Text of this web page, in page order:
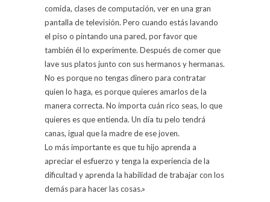
comida, clases de computación, ver en una gran
pantalla de televisión. Pero cuando estás lavando
el piso o pintando una pared, por favor que
también él lo experimente. Después de comer que
lave sus platos junto con sus hermanos y hermanas.
No es porque no tengas dinero para contratar
quien lo haga, es porque quieres amarlos de la
manera correcta. No importa cuán rico seas, lo que
quieres es que entienda. Un día tu pelo tendrá
canas, igual que la madre de ese joven.
Lo más importante es que tu hijo aprenda a
apreciar el esfuerzo y tenga la experiencia de la
dificultad y aprenda la habilidad de trabajar con los
demás para hacer las cosas.»